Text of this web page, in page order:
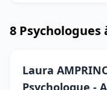
8 Psychologues
Laura
Psychologue -